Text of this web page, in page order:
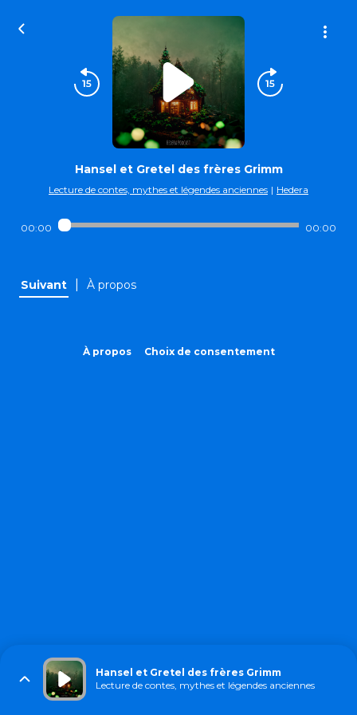
Hansel et Gretel des frères Grimm
Lecture de contes, mythes et légendes anciennes | Hedera
00:00 00:00
Suivant À propos
À propos Choix de consentement
Hansel et Gretel des frères Grimm
Lecture de contes, mythes et légendes anciennes